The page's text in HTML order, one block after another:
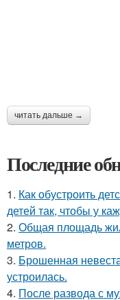
читать дальше →
Последние
1. Как обустроить
детей так, чтобы у
2. Общая площадь
метров.
3. Брошенная
устроилась.
4. После развода с